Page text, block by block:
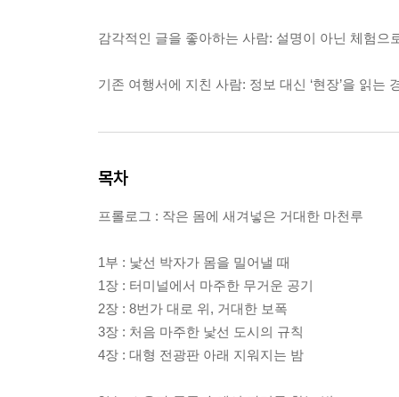
감각적인 글을 좋아하는 사람: 설명이 아닌 체험으
기존 여행서에 지친 사람: 정보 대신 ‘현장’을 읽는
목차
프롤로그 : 작은 몸에 새겨넣은 거대한 마천루
1부 : 낯선 박자가 몸을 밀어낼 때
1장 : 터미널에서 마주한 무거운 공기
2장 : 8번가 대로 위, 거대한 보폭
3장 : 처음 마주한 낯선 도시의 규칙
4장 : 대형 전광판 아래 지워지는 밤